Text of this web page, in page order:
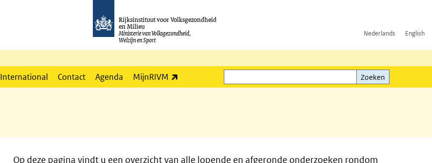
Rijksinstituut voor Volksgezondheid
en Milieu
Ministerie van Volksgezondheid,
Welzijn en Sport
Nederlands English
International Contact Agenda MijnRIVM
Zoeken
Zoeken
Op deze pagina vindt u een overzicht van alle lopende en afgeronde onderzoeken rondom